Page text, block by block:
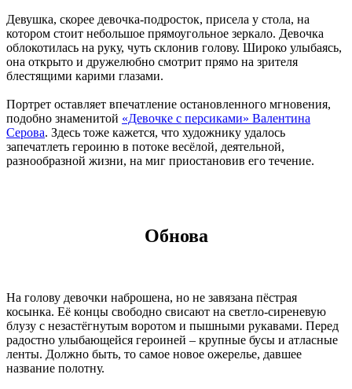
Девушка, скорее девочка-подросток, присела у стола, на
котором стоит небольшое прямоугольное зеркало. Девочка
облокотилась на руку, чуть склонив голову. Широко улыбаясь,
она открыто и дружелюбно смотрит прямо на зрителя
блестящими карими глазами.
Портрет оставляет впечатление остановленного мгновения,
подобно знаменитой «Девочке с персиками» Валентина
Серова. Здесь тоже кажется, что художнику удалось
запечатлеть героиню в потоке весёлой, деятельной,
разнообразной жизни, на миг приостановив его течение.
Обнова
На голову девочки наброшена, но не завязана пёстрая
косынка. Её концы свободно свисают на светло-сиреневую
блузу с незастёгнутым воротом и пышными рукавами. Перед
радостно улыбающейся героиней – крупные бусы и атласные
ленты. Должно быть, то самое новое ожерелье, давшее
название полотну.